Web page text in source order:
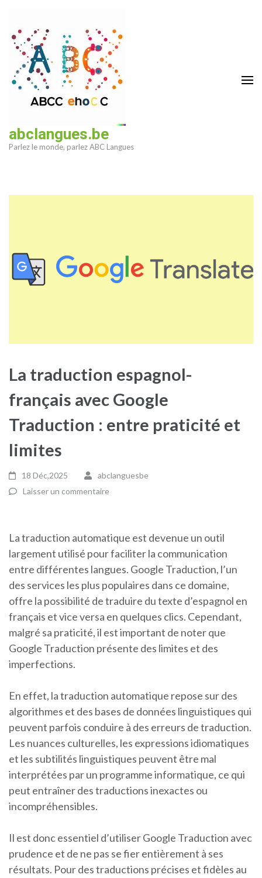
contenu
(Pressez
Entrée)
abclangues.be
Parlez le monde, parlez ABC Langues
La traduction espagnol-
français avec Google
Traduction : entre praticité et
limites
18 Déc,2025
abclanguesbe
Laisser un commentaire
La traduction automatique est devenue un outil
largement utilisé pour faciliter la communication
entre différentes langues. Google Traduction, l’un
des services les plus populaires dans ce domaine,
offre la possibilité de traduire du texte d’espagnol en
français et vice versa en quelques clics. Cependant,
malgré sa praticité, il est important de noter que
Google Traduction présente des limites et des
imperfections.
En effet, la traduction automatique repose sur des
algorithmes et des bases de données linguistiques qui
peuvent parfois conduire à des erreurs de traduction.
Les nuances culturelles, les expressions idiomatiques
et les subtilités linguistiques peuvent être mal
interprétées par un programme informatique, ce qui
peut entraîner des traductions inexactes ou
incompréhensibles.
Il est donc essentiel d’utiliser Google Traduction avec
prudence et de ne pas se fier entièrement à ses
résultats. Pour des traductions précises et fidèles au